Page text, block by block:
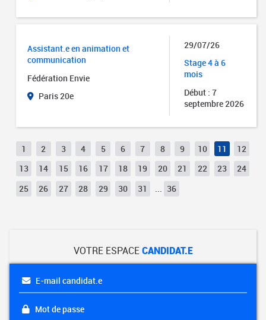
Assistant.e en animation et
communication
Fédération Envie
Paris 20e
29/07/26
Stage 4 à 6
mois
Début : 7
septembre 2026
1 2 3 4 5 6 7 8 9 10 11
12
13
14 15 16 17 18 19 20 21 22 23
24
25
26 27 28 29 30 31 ... 36
VOTRE ESPACECANDIDAT.E
E-mail candidat.e
Mot de passe